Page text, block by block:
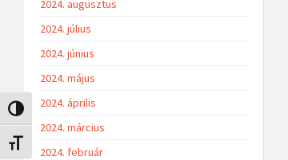
Nagy kontraszt váltása
Betűméret váltása
2024. augusztus
2024. július
2024. június
2024. május
2024. április
2024. március
2024. február